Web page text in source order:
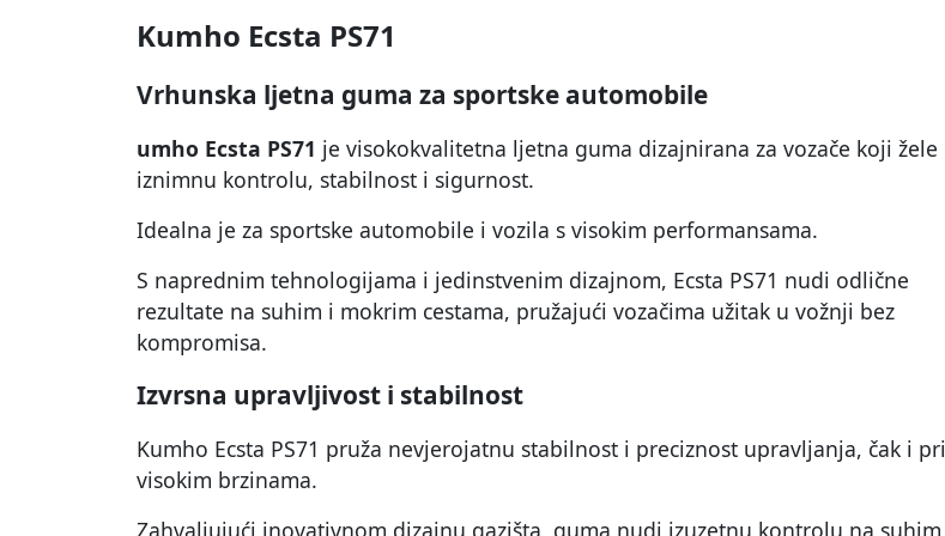
Kumho Ecsta PS71
Vrhunska ljetna guma za sportske automobile
umho Ecsta PS71 je visokokvalitetna ljetna guma dizajnirana za vozače koji žele
iznimnu kontrolu, stabilnost i sigurnost.
Idealna je za sportske automobile i vozila s visokim performansama.
S naprednim tehnologijama i jedinstvenim dizajnom, Ecsta PS71 nudi odlične
rezultate na suhim i mokrim cestama, pružajući vozačima užitak u vožnji bez
kompromisa.
Izvrsna upravljivost i stabilnost
Kumho Ecsta PS71 pruža nevjerojatnu stabilnost i preciznost upravljanja, čak i pri
visokim brzinama.